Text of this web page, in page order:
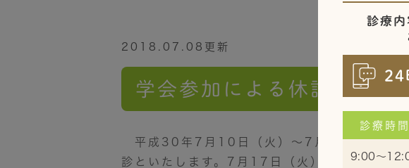
診療
24
診療時間
9:00～
2018.07.08更新
学会参加による休診のお知
平成30年7月10日（火）～7月14日（土）は
診といたします。7月17日（火）から診療を再